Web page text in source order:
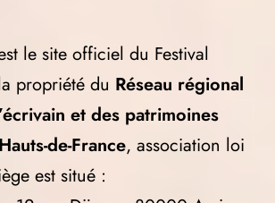
le site officiel du Festival
propriété du Réseau régional
et des patrimoines
de-France, association loi
est situé :